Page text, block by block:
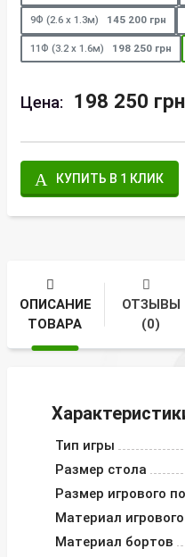
9Ф (2.6 х 1.3м) 145 200 грн
11Ф (3.2 х 1.6м) 198 250 грн
Цена: 198 250 грн
КУПИТЬ В 1 КЛИК
ОПИСАНИЕ
ТОВАРА
ОТЗЫВЫ
(0)
Тип игры
Размер стола
Размер игрового
Материал
Материал бортов